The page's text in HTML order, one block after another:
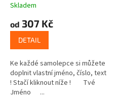
Skladem
od 307 Kč
DETAIL
Ke každé samolepce si můžete
doplnit vlastní jméno, číslo, text
! Stačí kliknout níže ! Tvé
Jméno ...